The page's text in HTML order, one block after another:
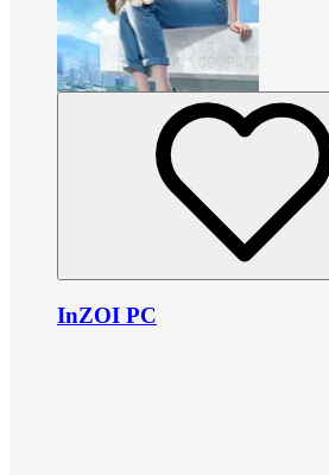
InZOI PC